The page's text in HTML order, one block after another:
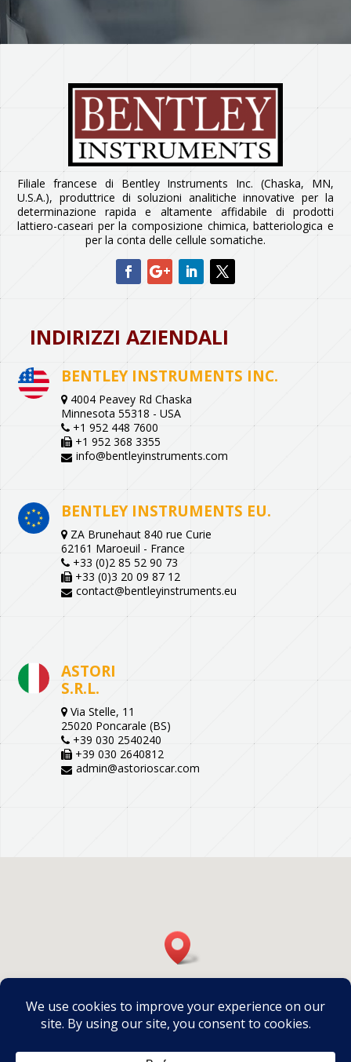
Filiale francese di Bentley Instruments Inc. (Chaska, MN,
U.S.A.), produttrice di soluzioni analitiche innovative per la
determinazione rapida e altamente affidabile di prodotti
lattiero-caseari per la composizione chimica, batteriologica e
per la conta delle cellule somatiche.
INDIRIZZI AZIENDALI
BENTLEY INSTRUMENTS INC.
4004 Peavey Rd Chaska
Minnesota 55318 - USA
+1 952 448 7600
+1 952 368 3355
info@bentleyinstruments.com
BENTLEY INSTRUMENTS EU.
ZA Brunehaut 840 rue Curie
62161 Maroeuil - France
+33 (0)2 85 52 90 73
+33 (0)3 20 09 87 12
contact@bentleyinstruments.eu
ASTORI
S.R.L.
Via Stelle, 11
25020 Poncarale (BS)
+39 030 2540240
+39 030 2640812
admin@astorioscar.com